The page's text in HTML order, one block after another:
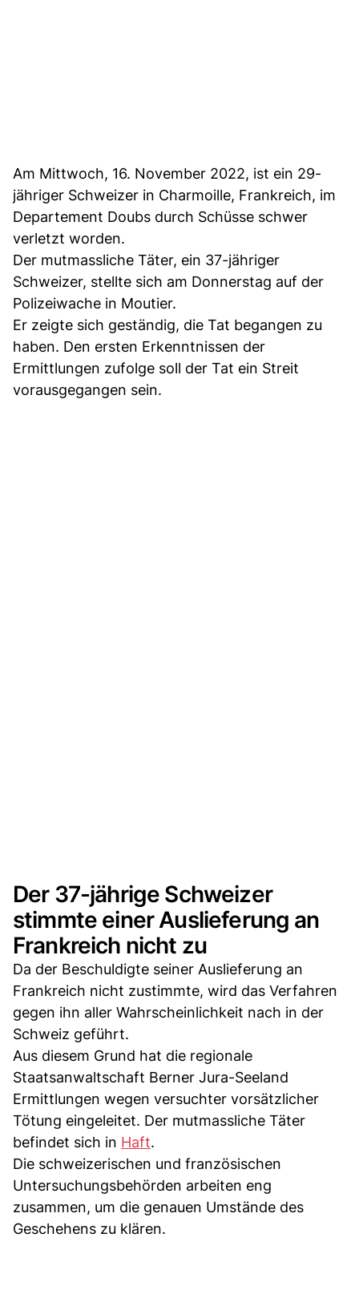
Am Mittwoch, 16. November 2022, ist ein 29-
jähriger Schweizer in Charmoille, Frankreich, im
Departement Doubs durch Schüsse schwer
verletzt worden.
Der mutmassliche Täter, ein 37-jähriger
Schweizer, stellte sich am Donnerstag auf der
Polizeiwache in Moutier.
Er zeigte sich geständig, die Tat begangen zu
haben. Den ersten Erkenntnissen der
Ermittlungen zufolge soll der Tat ein Streit
vorausgegangen sein.
Der 37-jährige Schweizer
stimmte einer Auslieferung an
Frankreich nicht zu
Da der Beschuldigte seiner Auslieferung an
Frankreich nicht zustimmte, wird das Verfahren
gegen ihn aller Wahrscheinlichkeit nach in der
Schweiz geführt.
Aus diesem Grund hat die regionale
Staatsanwaltschaft Berner Jura-Seeland
Ermittlungen wegen versuchter vorsätzlicher
Tötung eingeleitet. Der mutmassliche Täter
befindet sich in Haft.
Die schweizerischen und französischen
Untersuchungsbehörden arbeiten eng
zusammen, um die genauen Umstände des
Geschehens zu klären.